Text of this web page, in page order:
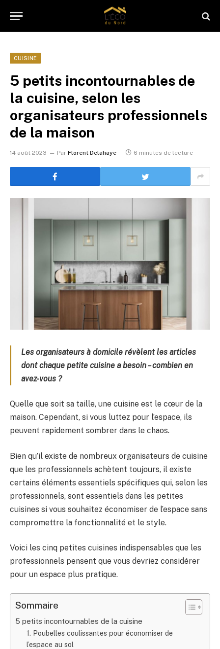
CUISINE
5 petits incontournables de
la cuisine, selon les
organisateurs professionnels
de la maison
14 août 2023 Par Florent Delahaye 6 minutes de lecture
Les organisateurs à domicile révèlent les articles
dont chaque petite cuisine a besoin – combien en
avez-vous ?
Quelle que soit sa taille, une cuisine est le cœur de la
maison. Cependant, si vous luttez pour l’espace, ils
peuvent rapidement sombrer dans le chaos.
Bien qu’il existe de nombreux organisateurs de cuisine
que les professionnels achètent toujours, il existe
certains éléments essentiels spécifiques qui, selon les
professionnels, sont essentiels dans les petites
cuisines si vous souhaitez économiser de l’espace sans
compromettre la fonctionnalité et le style.
Voici les cinq petites cuisines indispensables que les
professionnels pensent que vous devriez considérer
pour un espace plus pratique.
Sommaire
5 petits incontournables de la cuisine
1. Poubelles coulissantes pour économiser de
l’espace au sol